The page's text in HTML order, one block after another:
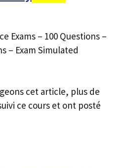
Exams – 100 Questions –
– Exam Simulated
cet article, plus de
ce cours et ont posté